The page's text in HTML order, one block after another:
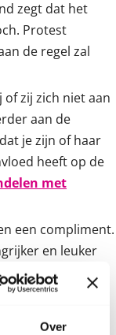
Over
zegt dat het
Protest
de regel zal
of zij zich niet aan
aan de
je zijn of haar
heeft op de
met
een compliment.
en leuker
om
boos te